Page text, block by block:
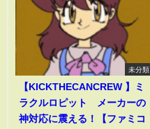
未分類
【KICKTHECANCREW 】ミ
ラクルロピット メーカーの
神対応に震える！【ファミコ